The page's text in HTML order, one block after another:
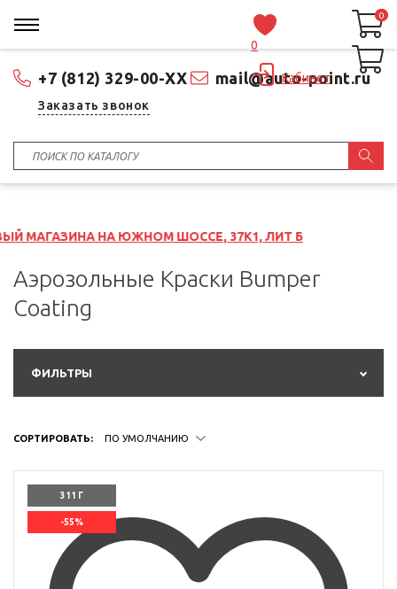
+7 (812) 329-00-XX mail@auto-point.ru
Заказать звонок
0
Кабинет
0
0
НА ЮЖНОМ ШОССЕ, 37К1, ЛИТ Б
Аэрозольные Краски Bumper
Coating
ФИЛЬТРЫ
СОРТИРОВАТЬ: ПО УМОЛЧАНИЮ
311 Г
-55%